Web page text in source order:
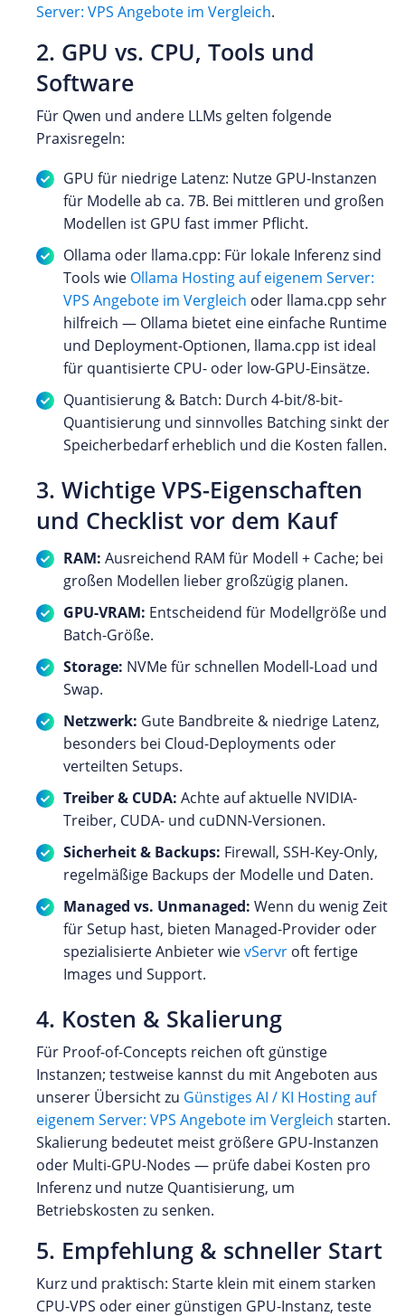
Server: VPS Angebote im Vergleich.
2. GPU vs. CPU, Tools und
Software
Für Qwen und andere LLMs gelten folgende
Praxisregeln:
GPU für niedrige Latenz: Nutze GPU-Instanzen
für Modelle ab ca. 7B. Bei mittleren und großen
Modellen ist GPU fast immer Pflicht.
Ollama oder llama.cpp: Für lokale Inferenz sind
Tools wie Ollama Hosting auf eigenem Server:
VPS Angebote im Vergleich oder llama.cpp sehr
hilfreich — Ollama bietet eine einfache Runtime
und Deployment-Optionen, llama.cpp ist ideal
für quantisierte CPU- oder low-GPU-Einsätze.
Quantisierung & Batch: Durch 4-bit/8-bit-
Quantisierung und sinnvolles Batching sinkt der
Speicherbedarf erheblich und die Kosten fallen.
3. Wichtige VPS-Eigenschaften
und Checklist vor dem Kauf
RAM: Ausreichend RAM für Modell + Cache; bei
großen Modellen lieber großzügig planen.
GPU-VRAM: Entscheidend für Modellgröße und
Batch-Größe.
Storage: NVMe für schnellen Modell-Load und
Swap.
Netzwerk: Gute Bandbreite & niedrige Latenz,
besonders bei Cloud-Deployments oder
verteilten Setups.
Treiber & CUDA: Achte auf aktuelle NVIDIA-
Treiber, CUDA- und cuDNN-Versionen.
Sicherheit & Backups: Firewall, SSH-Key-Only,
regelmäßige Backups der Modelle und Daten.
Managed vs. Unmanaged: Wenn du wenig Zeit
für Setup hast, bieten Managed-Provider oder
spezialisierte Anbieter wievServr oft fertige
Images und Support.
4. Kosten & Skalierung
Für Proof-of-Concepts reichen oft günstige
Instanzen; testweise kannst du mit Angeboten aus
unserer Übersicht zu Günstiges AI / KI Hosting auf
eigenem Server: VPS Angebote im Vergleich starten.
Skalierung bedeutet meist größere GPU-Instanzen
oder Multi-GPU-Nodes — prüfe dabei Kosten pro
Inferenz und nutze Quantisierung, um
Betriebskosten zu senken.
5. Empfehlung & schneller Start
Kurz und praktisch: Starte klein mit einem starken
CPU-VPS oder einer günstigen GPU-Instanz, teste